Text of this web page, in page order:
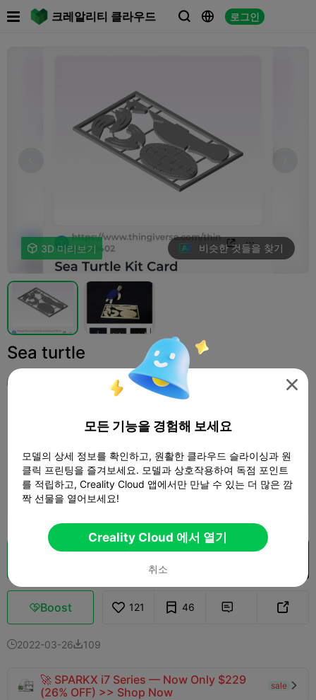
크레알리티 클라우드   로그인
 3D 미리보기 비슷한 것들을 찾기
Sea turtle
추가하다 Toys & Games 
 인쇄 설정 추가
더 많은 포인트 획득
Boost 121 46  
2022-03-26109
🚀 SPARKX i7 Series — Now Only $229
(26% OFF) >> Shop Now
sale 

모든 기능을 경험해 보세요
모델의 상세 정보를 확인하고, 원활한 클라우드 슬라이싱과 원
클릭 프린팅을 즐겨보세요. 모델과 상호작용하여 독점 포인트
를 적립하고, Creality Cloud 앱에서만 만날 수 있는 더 많은 깜
짝 선물을 열어보세요!
Creality Cloud 에서 열기
취소